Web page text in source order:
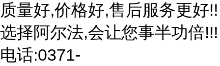
质量好,价格好,售后服务更好!!
选择阿尔法,会让您事半功倍!!!
电话:0371-